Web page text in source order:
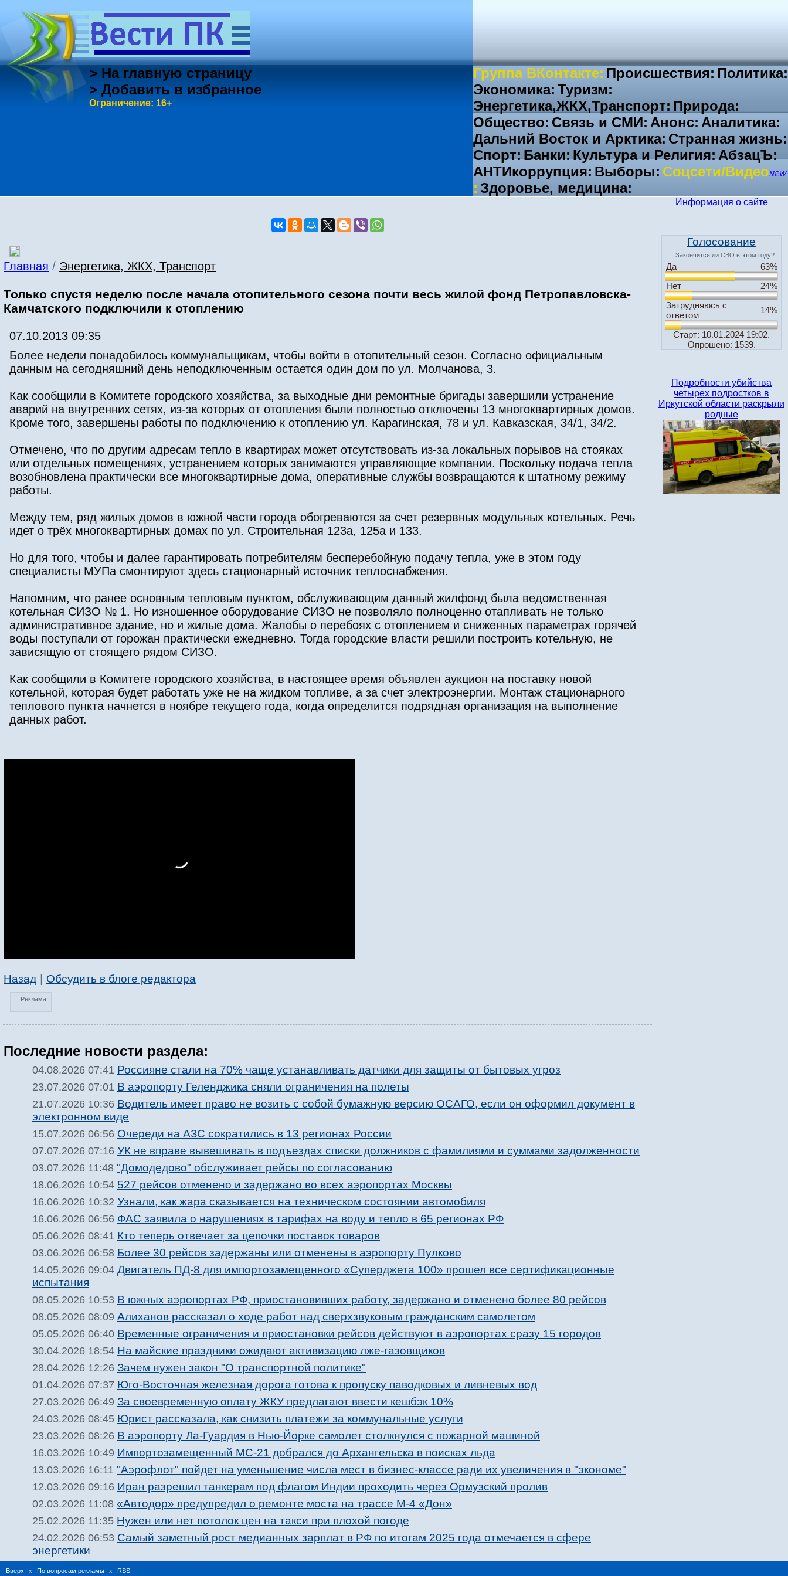
> На главную страницу
> Добавить в избранное
Ограничение: 16+
Группа ВКонтакте: Происшествия: Политика:
Экономика: Туризм:
Энергетика,ЖКХ,Транспорт: Природа:
Общество: Связь и СМИ: Анонс: Аналитика:
Дальний Восток и Арктика: Странная жизнь:
Спорт:Банки:Культура и Религия:АбзацЪ:
АНТИкоррупция: Выборы: Соцсети/Видео
: Здоровье, медицина:
Главная / Энергетика, ЖКХ, Транспорт
Только спустя неделю после начала отопительного сезона почти весь жилой фонд Петропавловска-
Камчатского подключили к отоплению
07.10.2013 09:35
Более недели понадобилось коммунальщикам, чтобы войти в отопительный сезон. Согласно официальным
данным на сегодняшний день неподключенным остается один дом по ул. Молчанова, 3.
Как сообщили в Комитете городского хозяйства, за выходные дни ремонтные бригады завершили устранение
аварий на внутренних сетях, из-за которых от отопления были полностью отключены 13 многоквартирных домов.
Кроме того, завершены работы по подключению к отоплению ул. Карагинская, 78 и ул. Кавказская, 34/1, 34/2.
Отмечено, что по другим адресам тепло в квартирах может отсутствовать из-за локальных порывов на стояках
или отдельных помещениях, устранением которых занимаются управляющие компании. Поскольку подача тепла
возобновлена практически все многоквартирные дома, оперативные службы возвращаются к штатному режиму
работы.
Между тем, ряд жилых домов в южной части города обогреваются за счет резервных модульных котельных. Речь
идет о трёх многоквартирных домах по ул. Строительная 123а, 125а и 133.
Но для того, чтобы и далее гарантировать потребителям бесперебойную подачу тепла, уже в этом году
специалисты МУПа смонтируют здесь стационарный источник теплоснабжения.
Напомним, что ранее основным тепловым пунктом, обслуживающим данный жилфонд была ведомственная
котельная СИЗО № 1. Но изношенное оборудование СИЗО не позволяло полноценно отапливать не только
административное здание, но и жилые дома. Жалобы о перебоях с отоплением и сниженных параметрах горячей
воды поступали от горожан практически ежедневно. Тогда городские власти решили построить котельную, не
зависящую от стоящего рядом СИЗО.
Как сообщили в Комитете городского хозяйства, в настоящее время объявлен аукцион на поставку новой
котельной, которая будет работать уже не на жидком топливе, а за счет электроэнергии. Монтаж стационарного
теплового пункта начнется в ноябре текущего года, когда определится подрядная организация на выполнение
данных работ.
Назад Обсудить в блоге редактора
Реклама:
Последние новости раздела:
04.08.2026 07:41 Россияне стали на 70% чаще устанавливать датчики для защиты от бытовых угроз
23.07.2026 07:01 В аэропорту Геленджика сняли ограничения на полеты
21.07.2026 10:36 Водитель имеет право не возить с собой бумажную версию ОСАГО, если он оформил документ в
электронном виде
15.07.2026 06:56 Очереди на АЗС сократились в 13 регионах России
07.07.2026 07:16 УК не вправе вывешивать в подъездах списки должников с фамилиями и суммами задолженности
03.07.2026 11:48 "Домодедово" обслуживает рейсы по согласованию
18.06.2026 10:54 527 рейсов отменено и задержано во всех аэропортах Москвы
16.06.2026 10:32 Узнали, как жара сказывается на техническом состоянии автомобиля
16.06.2026 06:56 ФАС заявила о нарушениях в тарифах на воду и тепло в 65 регионах РФ
05.06.2026 08:41 Кто теперь отвечает за цепочки поставок товаров
03.06.2026 06:58 Более 30 рейсов задержаны или отменены в аэропорту Пулково
14.05.2026 09:04 Двигатель ПД-8 для импортозамещенного «Суперджета 100» прошел все сертификационные
испытания
08.05.2026 10:53 В южных аэропортах РФ, приостановивших работу, задержано и отменено более 80 рейсов
08.05.2026 08:09 Алиханов рассказал о ходе работ над сверхзвуковым гражданским самолетом
05.05.2026 06:40 Временные ограничения и приостановки рейсов действуют в аэропортах сразу 15 городов
30.04.2026 18:54 На майские праздники ожидают активизацию лже-газовщиков
28.04.2026 12:26 Зачем нужен закон "О транспортной политике"
01.04.2026 07:37 Юго-Восточная железная дорога готова к пропуску паводковых и ливневых вод
27.03.2026 06:49 За своевременную оплату ЖКУ предлагают ввести кешбэк 10%
24.03.2026 08:45 Юрист рассказала, как снизить платежи за коммунальные услуги
23.03.2026 08:26 В аэропорту Ла-Гуардия в Нью-Йорке самолет столкнулся c пожарной машиной
16.03.2026 10:49 Импортозамещенный МС-21 добрался до Архангельска в поисках льда
13.03.2026 16:11 "Аэрофлот" пойдет на уменьшение числа мест в бизнес-классе ради их увеличения в "экономе"
12.03.2026 09:16 Иран разрешил танкерам под флагом Индии проходить через Ормузский пролив
02.03.2026 11:08 «Автодор» предупредил о ремонте моста на трассе М-4 «Дон»
25.02.2026 11:35 Нужен или нет потолок цен на такси при плохой погоде
24.02.2026 06:53 Самый заметный рост медианных зарплат в РФ по итогам 2025 года отмечается в сфере
энергетики
Информация о сайте
Голосование
Закончится ли СВО в этом году?
Да
63%
Нет
24%
Затрудняюсь с
ответом
14%
Старт: 10.01.2024 19:02.
Опрошено: 1539.
Подробности убийства
четырех подростков в
Иркутской области раскрыли
родные
Вверх x По вопросам рекламы x RSS